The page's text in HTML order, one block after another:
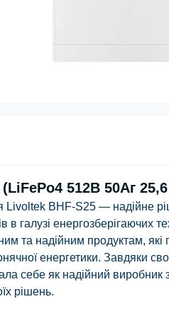
512В 50Аг 25,6
Livoltek BHF-S25 — надійне
в галузі енергозберігаючих
та надійним продуктам,
енергетики. Завдяки
себе як надійний виробник
рішень.